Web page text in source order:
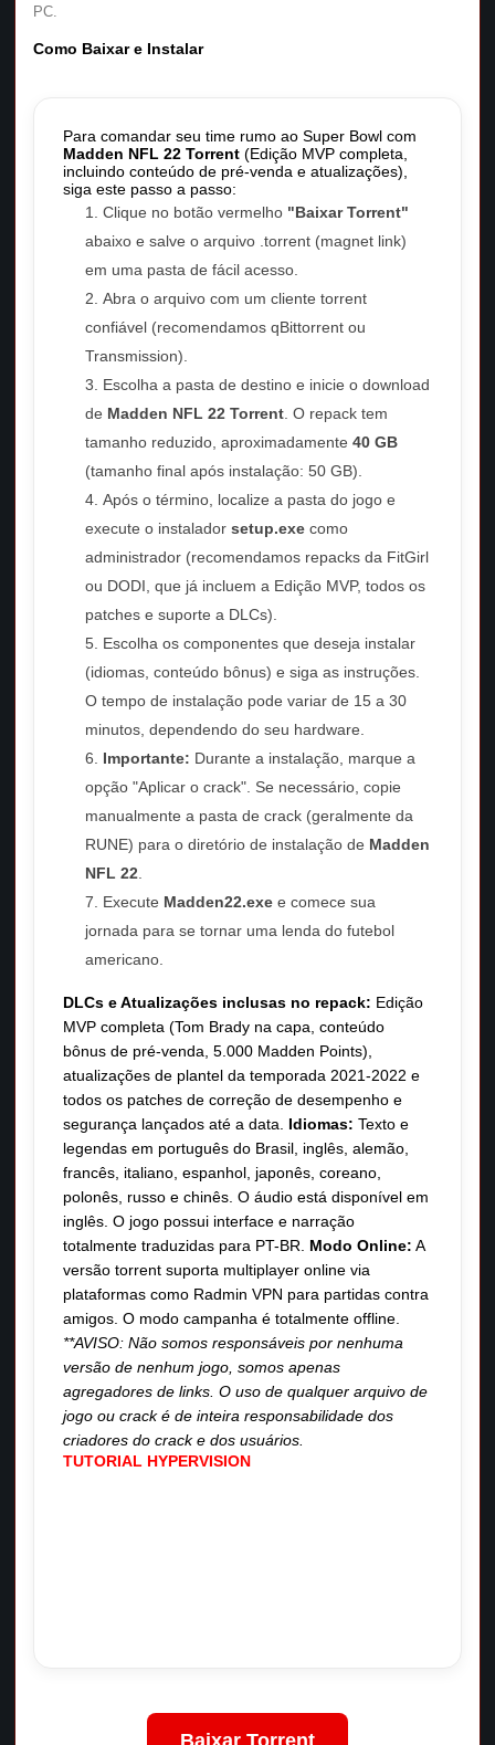
PC.
Como Baixar e Instalar
Para comandar seu time rumo ao Super Bowl com
Madden NFL 22 Torrent (Edição MVP completa,
incluindo conteúdo de pré-venda e atualizações),
siga este passo a passo:
Clique no botão vermelho "Baixar Torrent"
abaixo e salve o arquivo .torrent (magnet link)
em uma pasta de fácil acesso.
Abra o arquivo com um cliente torrent
confiável (recomendamos qBittorrent ou
Transmission).
Escolha a pasta de destino e inicie o download
de Madden NFL 22 Torrent . O repack tem
tamanho reduzido, aproximadamente40 GB
(tamanho final após instalação: 50 GB).
Após o término, localize a pasta do jogo e
execute o instaladorsetup.exe como
administrador (recomendamos repacks da FitGirl
ou DODI, que já incluem a Edição MVP, todos os
patches e suporte a DLCs).
Escolha os componentes que deseja instalar
(idiomas, conteúdo bônus) e siga as instruções.
O tempo de instalação pode variar de 15 a 30
minutos, dependendo do seu hardware.
Importante: Durante a instalação, marque a
opção "Aplicar o crack". Se necessário, copie
manualmente a pasta de crack (geralmente da
RUNE) para o diretório de instalação de Madden
NFL 22
Execute Madden22.exe e comece sua
jornada para se tornar uma lenda do futebol
americano.
DLCs e Atualizações inclusas no repack: Edição
MVP completa (Tom Brady na capa, conteúdo
bônus de pré-venda, 5.000 Madden Points),
atualizações de plantel da temporada 2021-2022 e
todos os patches de correção de desempenho e
segurança lançados até a data. Idiomas: Texto e
legendas em português do Brasil, inglês, alemão,
francês, italiano, espanhol, japonês, coreano,
polonês, russo e chinês. O áudio está disponível em
inglês. O jogo possui interface e narração
totalmente traduzidas para PT-BR. Modo Online: A
versão torrent suporta multiplayer online via
plataformas como Radmin VPN para partidas contra
amigos. O modo campanha é totalmente offline.
**AVISO: Não somos responsáveis por nenhuma
versão de nenhum jogo, somos apenas
agregadores de links. O uso de qualquer arquivo de
jogo ou crack é de inteira responsabilidade dos
criadores do crack e dos usuários.
TUTORIAL HYPERVISION
Baixar Torrent